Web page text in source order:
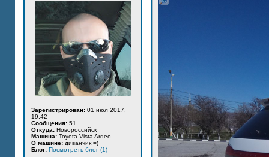
Зарегистрирован: 01 июл 2017,
19:42
Сообщения: 51
Откуда: Новороссийск
Машина: Toyota Vista Ardeo
О машине: диванчик =)
Блог: Посмотреть блог (1)